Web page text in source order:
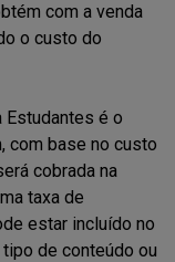
com a venda
o custo do
Estudantes é o
com base no custo
cobrada na
taxa de
estar incluído no
de conteúdo ou